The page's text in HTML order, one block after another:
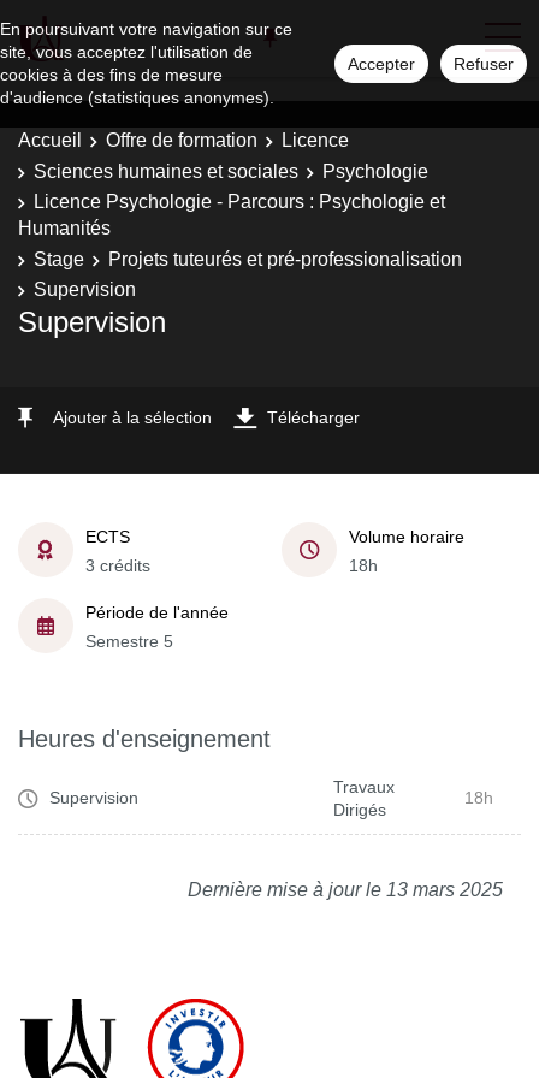
En poursuivant votre navigation sur ce
site, vous acceptez l'utilisation de
cookies à des fins de mesure
d'audience (statistiques anonymes).
Accepter Refuser
Accueil Offre de formation
Licence
Sciences humaines et sociales
Psychologie
Licence Psychologie - Parcours : Psychologie et
Humanités
Stage
Projets tuteurés et pré-professionalisation
Supervision
Supervision
Ajouter à la sélection Télécharger
ECTS
3 crédits
Volume horaire
18h
Période de l'année
Semestre 5
Heures d'enseignement
Supervision
Travaux
Dirigés
18h
Dernière mise à jour le 13 mars 2025